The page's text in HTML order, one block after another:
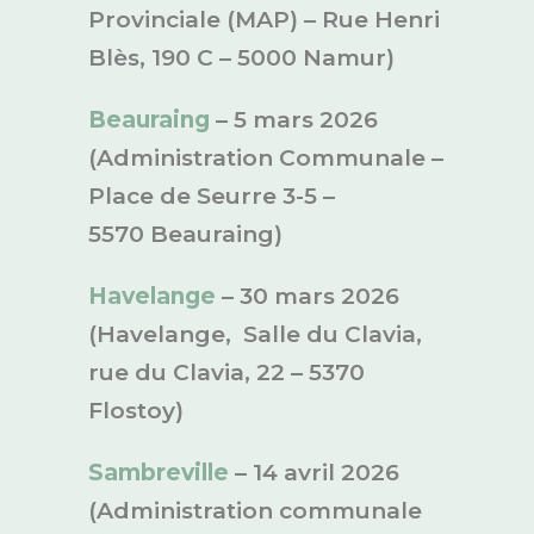
Provinciale (MAP) – Rue Henri
Blès, 190 C – 5000 Namur)
Beauraing – 5 mars 2026
(Administration Communale –
Place de Seurre 3-5 –
5570 Beauraing)
Havelange – 30 mars 2026
(Havelange, Salle du Clavia,
rue du Clavia, 22 – 5370
Flostoy)
Sambreville – 14 avril 2026
(Administration communale